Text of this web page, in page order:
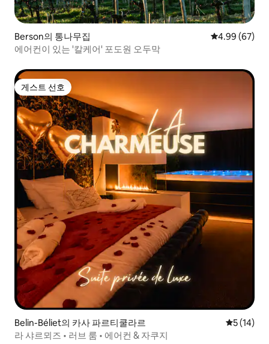
Berson의 통나무집 평점 4.99점(5
4.99 (67)
에어컨이 있는 '칼케어' 포도원 오두막
게스트 선호
게스트 선호
Belin-Béliet의 카사 파르티쿨라르 평점 5점
5 (14)
라 샤르뫼즈 • 러브 룸 • 에어컨 & 자쿠지